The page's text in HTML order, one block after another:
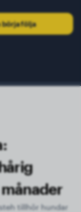
följa
tillhör hundar